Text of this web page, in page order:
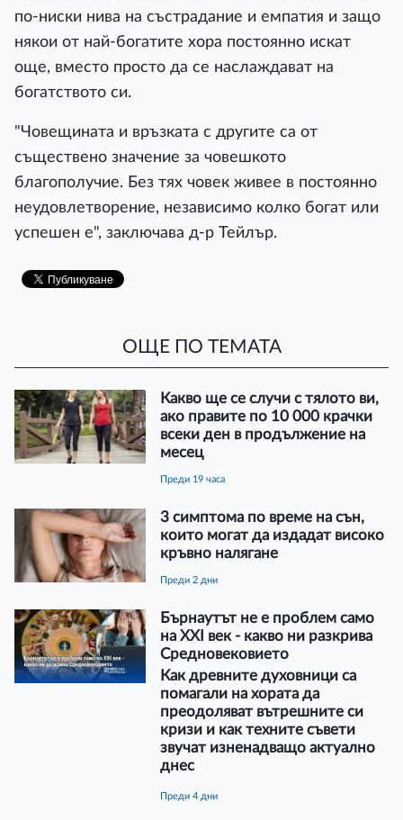
по-ниски нива на състрадание и емпатия и защо
някои от най-богатите хора постоянно искат
още, вместо просто да се наслаждават на
богатството си.
"Човещината и връзката с другите са от
съществено значение за човешкото
благополучие. Без тях човек живее в постоянно
неудовлетворение, независимо колко богат или
успешен е", заключава д-р Тейлър.
ОЩЕ ПО ТЕМАТА
Какво ще се случи с тялото ви,
ако правите по 10 000 крачки
всеки ден в продължение на
месец
преди 19 часа
3 симптома по време на сън,
които могат да издадат високо
кръвно налягане
преди 2 дни
Бърнаутът не е проблем само
на XXI век - какво ни разкрива
Средновековието
Как древните духовници са
помагали на хората да
преодоляват вътрешните си
кризи и как техните съвети
звучат изненадващо актуално
днес
преди 4 дни